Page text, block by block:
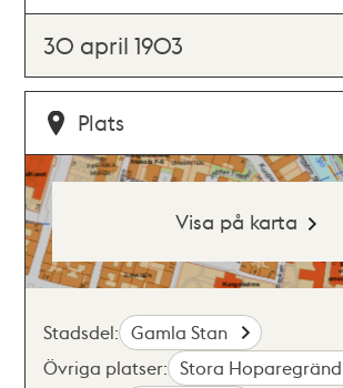
30 april 1903
Plats
Visa på karta
Stadsdel: Gamla Stan
Övriga platser: Stora